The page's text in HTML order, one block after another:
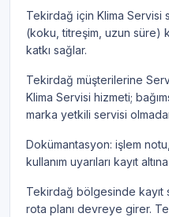
Tekirdağ için Klima
(koku, titreşim, uzun süre)
katkı sağlar.
Tekirdağ müşterilerine
Klima Servisi hizmeti;
marka yetkili servisi
Dokümantasyon: işlem
kullanım uyarıları kayıt altına
Tekirdağ bölgesinde kayıt
rota planı devreye girer.